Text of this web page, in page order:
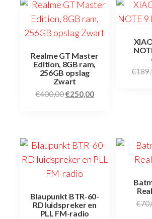
Realme GT Master
Edition, 8GB ram,
256GB opslag
Zwart
€400,00€250,00
€
Blaupunkt BTR-60-
RD luidspreker en
PLL FM-radio
€